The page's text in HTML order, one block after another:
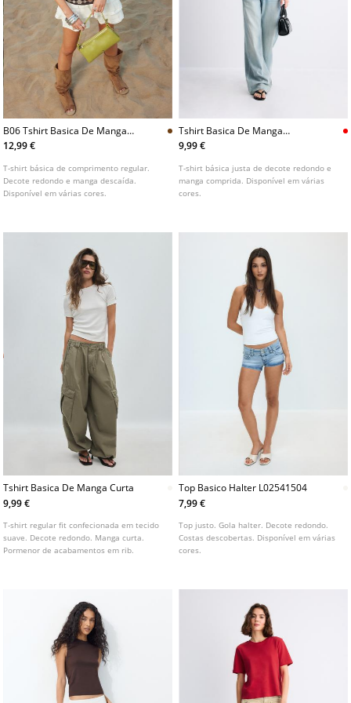
B06 Tshirt Basica De Manga
Descaida
12,99 €
T-shirt básica de comprimento regular.
Decote redondo e manga descaída.
Disponível em várias cores.
Tshirt Basica De Manga
Comprida
9,99 €
T-shirt básica justa de decote redondo e
manga comprida. Disponível em várias
cores.
Tshirt Basica De Manga Curta
9,99 €
T-shirt regular fit confecionada em tecido
suave. Decote redondo. Manga curta.
Pormenor de acabamentos em rib.
Top Basico Halter L02541504
7,99 €
Top justo. Gola halter. Decote redondo.
Costas descobertas. Disponível em várias
cores.